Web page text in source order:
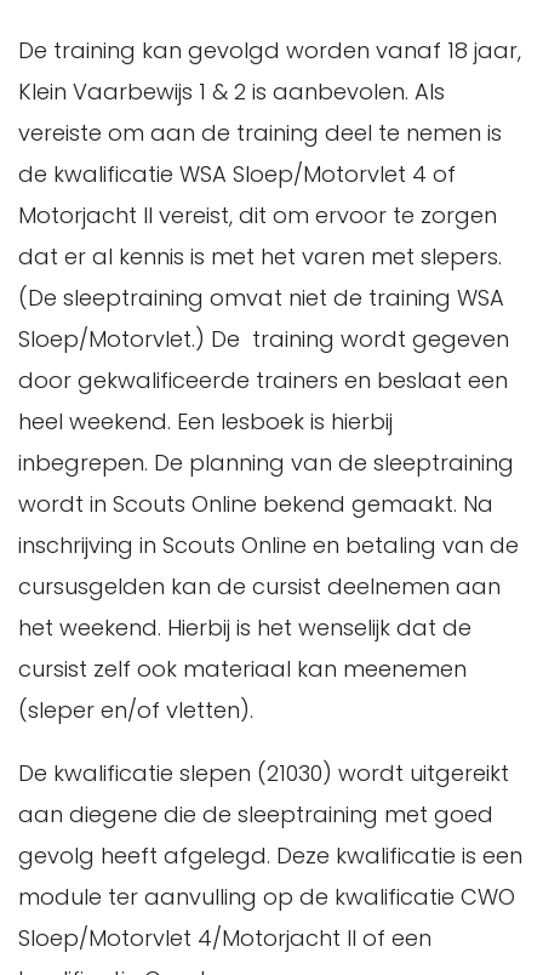
De training kan gevolgd worden vanaf 18 jaar,
Klein Vaarbewijs 1 & 2 is aanbevolen. Als
vereiste om aan de training deel te nemen is
de kwalificatie WSA Sloep/Motorvlet 4 of
Motorjacht II vereist, dit om ervoor te zorgen
dat er al kennis is met het varen met slepers.
(De sleeptraining omvat niet de training WSA
Sloep/Motorvlet.) De training wordt gegeven
door gekwalificeerde trainers en beslaat een
heel weekend. Een lesboek is hierbij
inbegrepen. De planning van de sleeptraining
wordt in Scouts Online bekend gemaakt. Na
inschrijving in Scouts Online en betaling van de
cursusgelden kan de cursist deelnemen aan
het weekend. Hierbij is het wenselijk dat de
cursist zelf ook materiaal kan meenemen
(sleper en/of vletten).
De kwalificatie slepen (21030) wordt uitgereikt
aan diegene die de sleeptraining met goed
gevolg heeft afgelegd. Deze kwalificatie is een
module ter aanvulling op de kwalificatie CWO
Sloep/Motorvlet 4/Motorjacht II of een